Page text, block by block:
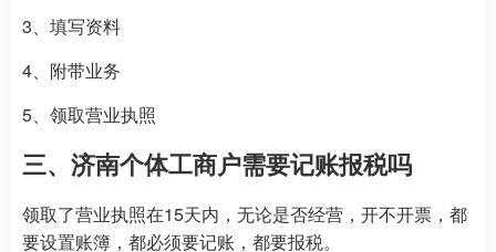
3、填写资料
4、附带业务
5、领取营业执照
三、济南个体工商户需要记账报税吗
领取了营业执照在15天内，无论是否经营，开不开票，都
要设置账簿，都必须要记账，都要报税。